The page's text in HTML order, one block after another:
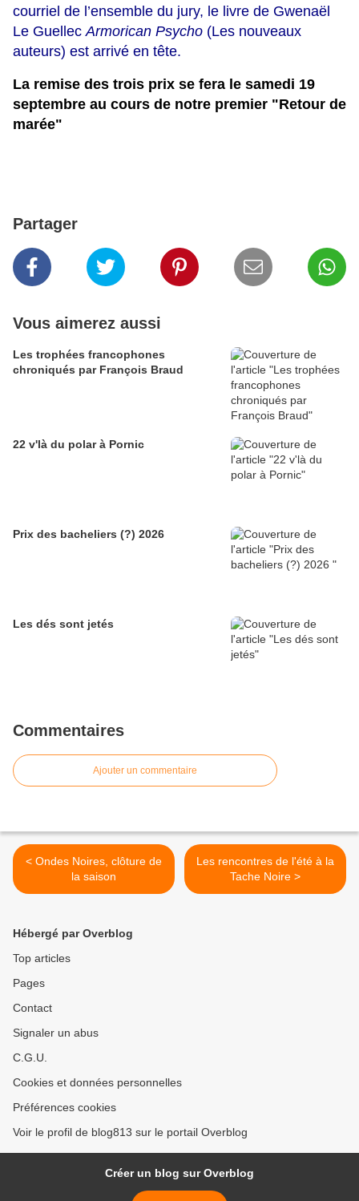
courriel de l’ensemble du jury, le livre de Gwenaël
Le Guellec Armorican Psycho (Les nouveaux
auteurs) est arrivé en tête.
La remise des trois prix se fera le samedi 19
septembre au cours de notre premier "Retour de
marée"
Partager
Vous aimerez aussi
Les trophées francophones
chroniqués par François Braud
22 v'là du polar à Pornic
Prix des bacheliers (?) 2026
Les dés sont jetés
Commentaires
Ajouter un commentaire
< Ondes Noires, clôture de
la saison
Les rencontres de l'été à la
Tache Noire >
Hébergé par Overblog
Top articles
Pages
Contact
Signaler un abus
C.G.U.
Cookies et données personnelles
Préférences cookies
Voir le profil de blog813 sur le portail Overblog
Créer un blog sur Overblog